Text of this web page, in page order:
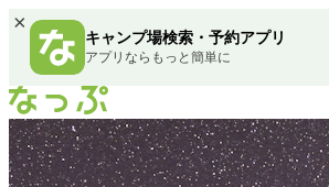
×
キャンプ場検索・予約アプリ
アプリならもっと簡単に